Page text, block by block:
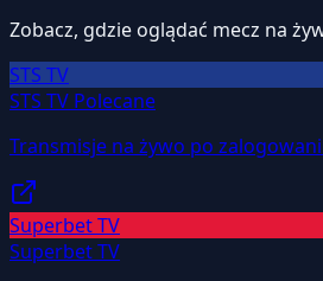
Zobacz, gdzie oglądać mecz na
STS TV
STS TV Polecane
Transmisje na żywo po
Superbet TV
Superbet TV